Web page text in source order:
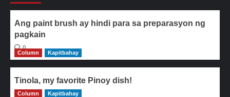
Ang paint brush ay hindi para sa preparasyon ng
pagkain
0
Column
Kapitbahay
Tinola, my favorite Pinoy dish!
0
Column Kapitbahay